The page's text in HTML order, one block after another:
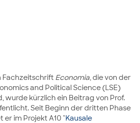
Fachzeitschrift Economia, die von der
and Political Science (LSE)
wurde kürzlich ein Beitrag von Prof.
Seit Beginn der dritten Phase
er im Projekt A10 "Kausale